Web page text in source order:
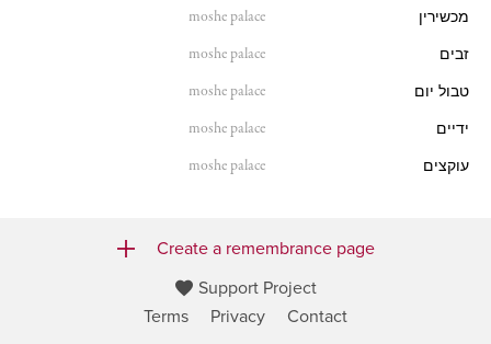
מכשירין moshe palace
זבים moshe palace
טבול יום moshe palace
ידיים moshe palace
עוקצים moshe palace
Create a remembrance page
Support Project
Terms
Privacy Contact